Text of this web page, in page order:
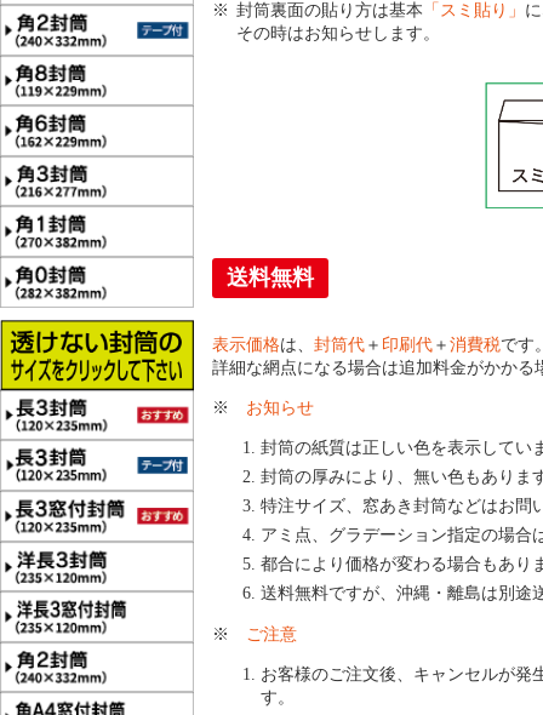
封筒裏面の貼り方は基本 「スミ貼り」
その時はお知らせします。
送料無料
表示価格は、 封筒代 ＋ 印刷代 ＋ 消費税です
詳細な網点になる場合は追加料金がかかる
※ お知らせ
封筒の紙質は正しい色を表示してい
封筒の厚みにより、無い色もありま
特注サイズ、窓あき封筒などはお問
アミ点、グラデーション指定の場合
都合により価格が変わる場合もあり
送料無料ですが、沖縄・離島は別途
※ ご注意
お客様のご注文後、キャンセルが発
す。